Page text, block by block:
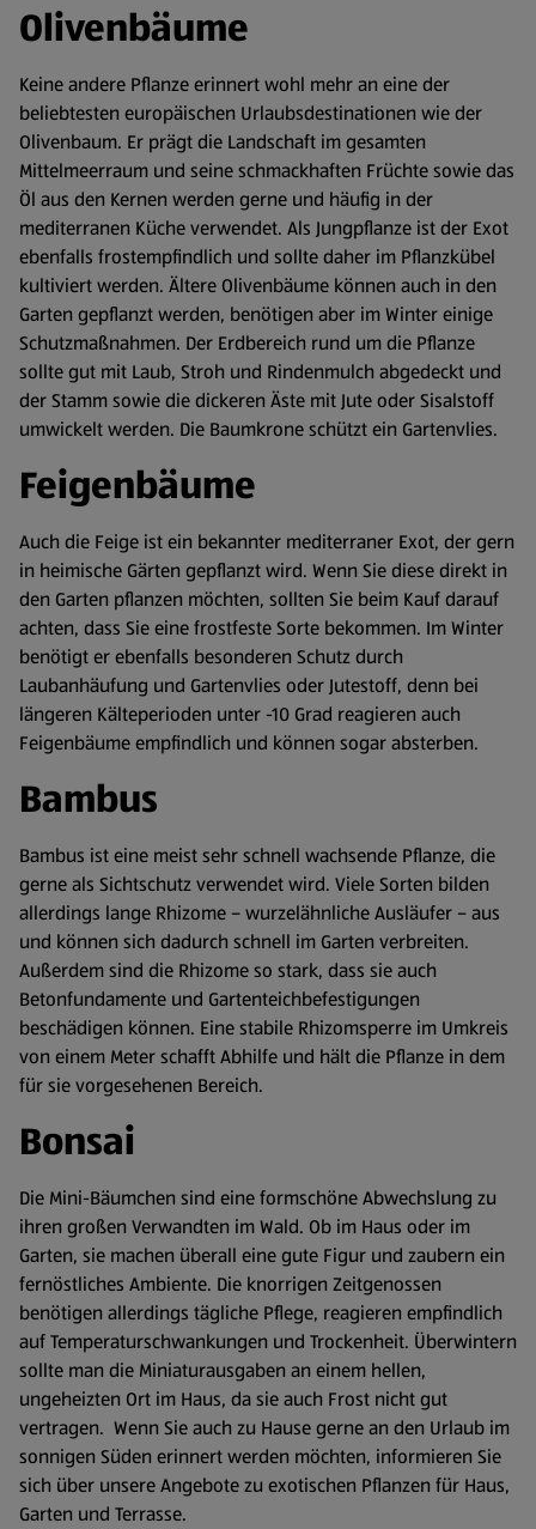
Olivenbäume
Keine andere Pflanze erinnert wohl mehr an eine der
beliebtesten europäischen Urlaubsdestinationen wie der
Olivenbaum. Er prägt die Landschaft im gesamten
Mittelmeerraum und seine schmackhaften Früchte sowie das
Öl aus den Kernen werden gerne und häufig in der
mediterranen Küche verwendet. Als Jungpflanze ist der Exot
ebenfalls frostempfindlich und sollte daher im Pflanzkübel
kultiviert werden. Ältere Olivenbäume können auch in den
Garten gepflanzt werden, benötigen aber im Winter einige
Schutzmaßnahmen. Der Erdbereich rund um die Pflanze
sollte gut mit Laub, Stroh und Rindenmulch abgedeckt und
der Stamm sowie die dickeren Äste mit Jute oder Sisalstoff
umwickelt werden. Die Baumkrone schützt ein Gartenvlies.
Feigenbäume
Auch die Feige ist ein bekannter mediterraner Exot, der gern
in heimische Gärten gepflanzt wird. Wenn Sie diese direkt in
den Garten pflanzen möchten, sollten Sie beim Kauf darauf
achten, dass Sie eine frostfeste Sorte bekommen. Im Winter
benötigt er ebenfalls besonderen Schutz durch
Laubanhäufung und Gartenvlies oder Jutestoff, denn bei
längeren Kälteperioden unter -10 Grad reagieren auch
Feigenbäume empfindlich und können sogar absterben.
Bambus
Bambus ist eine meist sehr schnell wachsende Pflanze, die
gerne als Sichtschutz verwendet wird. Viele Sorten bilden
allerdings lange Rhizome – wurzelähnliche Ausläufer – aus
und können sich dadurch schnell im Garten verbreiten.
Außerdem sind die Rhizome so stark, dass sie auch
Betonfundamente und Gartenteichbefestigungen
beschädigen können. Eine stabile Rhizomsperre im Umkreis
von einem Meter schafft Abhilfe und hält die Pflanze in dem
für sie vorgesehenen Bereich.
Bonsai
Die Mini-Bäumchen sind eine formschöne Abwechslung zu
ihren großen Verwandten im Wald. Ob im Haus oder im
Garten, sie machen überall eine gute Figur und zaubern ein
fernöstliches Ambiente. Die knorrigen Zeitgenossen
benötigen allerdings tägliche Pflege, reagieren empfindlich
auf Temperaturschwankungen und Trockenheit. Überwintern
sollte man die Miniaturausgaben an einem hellen,
ungeheizten Ort im Haus, da sie auch Frost nicht gut
vertragen. Wenn Sie auch zu Hause gerne an den Urlaub im
sonnigen Süden erinnert werden möchten, informieren Sie
sich über unsere Angebote zu exotischen Pflanzen für Haus,
Garten und Terrasse.